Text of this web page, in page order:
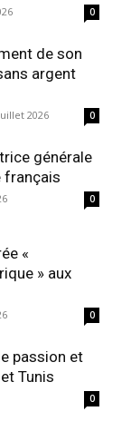
0
de son
argent
2026 0
générale
français
0
«
» aux
0
passion et
Tunis
0